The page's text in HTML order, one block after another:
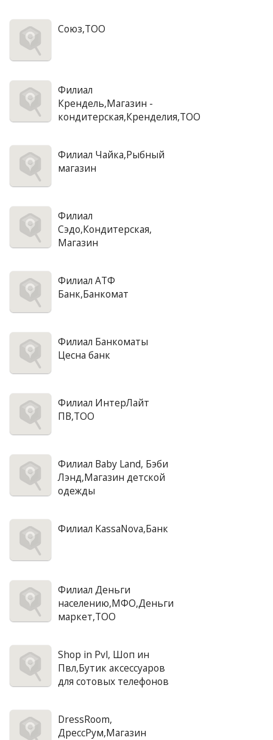
Союз,ТОО
Филиал
Крендель,Магазин -
кондитерская,Кренделия,ТОО
Филиал Чайка,Рыбный
магазин
Филиал
Сэдо,Кондитерская,
Магазин
Филиал АТФ
Банк,Банкомат
Филиал Банкоматы
Цесна банк
Филиал ИнтерЛайт
ПВ,ТОО
Филиал Baby Land, Бэби
Лэнд,Магазин детской
одежды
Филиал KassaNova,Банк
Филиал Деньги
населению,МФО,Деньги
маркет,ТОО
Shop in Pvl, Шоп ин
Пвл,Бутик аксессуаров
для сотовых телефонов
DressRoom,
ДрессРум,Магазин